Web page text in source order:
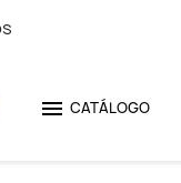
 CATÁLOGO